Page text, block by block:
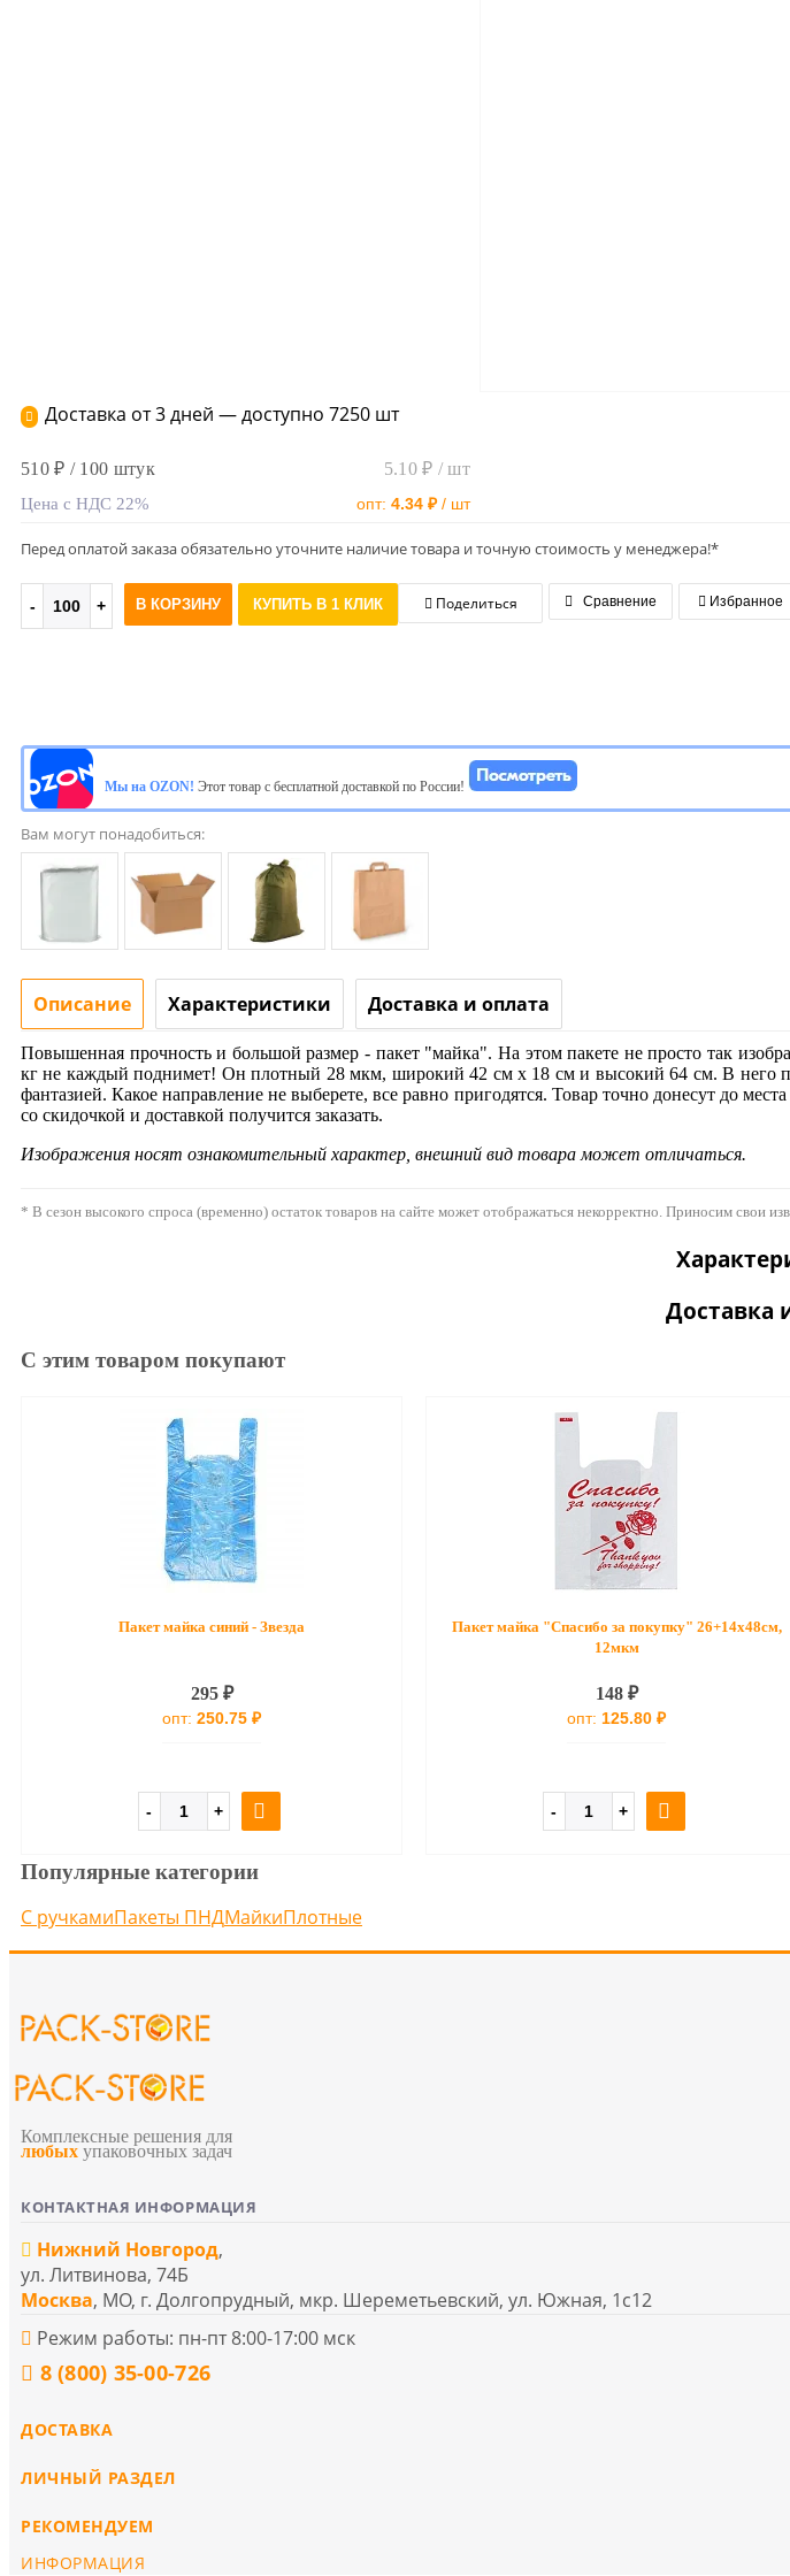
Доставка от 3 дней — доступно 7250 шт
510 ₽ / 100 штук 5.10 ₽ / шт
Цена с НДС 22% опт: 4.34 ₽/ шт
Перед оплатой заказа обязательно уточните наличие товара и точную стоимость у менеджера!*
В КОРЗИНУ КУПИТЬ В 1 КЛИК Поделиться Сравнение Избранное
Мы на OZON! Этот товар с бесплатной доставкой по России!
Вам могут понадобиться:
Описание Характеристики Доставка и оплата
Повышенная прочность и большой размер - пакет "майка". На этом пакете не просто так
кг не каждый поднимет! Он плотный 28 мкм, широкий 42 см х 18 см и высокий 64 см. В него
фантазией. Какое направление не выберете, все равно пригодятся. Товар точно донесут до
со скидочкой и доставкой получится заказать.
Изображения носят ознакомительный характер, внешний вид товара может отличаться.
* В сезон высокого спроса (временно) остаток товаров на сайте может отображаться некорректно. Приносим свои
Доставка
С этим товаром покупают
Пакет майка синий - Звезда
295 ₽
опт: 250.75 ₽
Пакет майка "Спасибо за покупку" 26+14x48см,
12мкм
148 ₽
опт: 125.80 ₽
Популярные категории
С ручкамиПакеты ПНДМайкиПлотные
Комплексные решения для
любых упаковочных задач
КОНТАКТНАЯ ИНФОРМАЦИЯ
Нижний Новгород,
ул. Литвинова, 74Б
Москва, МО, г. Долгопрудный, мкр. Шереметьевский, ул. Южная, 1с12
Режим работы: пн-пт 8:00-17:00 мск
8 (800) 35-00-726
ДОСТАВКА
ЛИЧНЫЙ РАЗДЕЛ
РЕКОМЕНДУЕМ
ИНФОРМАЦИЯ